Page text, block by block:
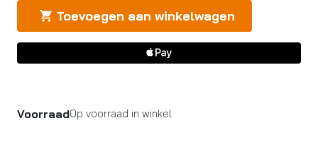
Toevoegen aan winkelwagen
VoorraadOp voorraad in winkel